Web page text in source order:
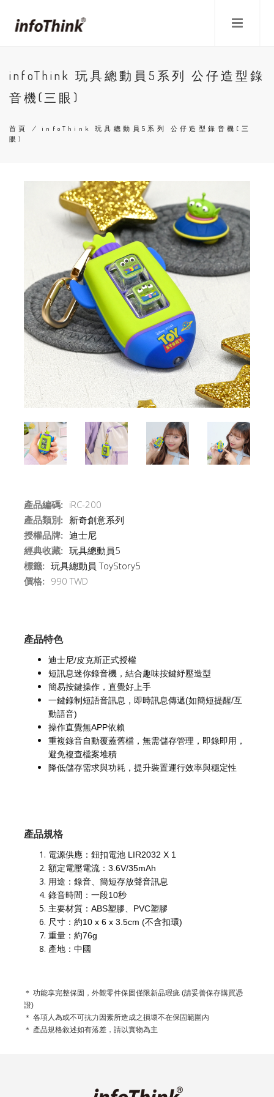
infoThink 玩具總動員5系列 公仔造型錄
音機(三眼)
導
首頁 /infoThink 玩具總動員5系列 公仔造型錄音機(三
眼)
產品編碼: iRC-200
產品類別: 新奇創意系列
授權品牌: 迪士尼
經典收藏: 玩具總動員5
標籤: 玩具總動員 ToyStory5
價格: 990 TWD
產品特色
迪士尼/皮克斯正式授權
短訊息迷你錄音機，結合趣味按鍵紓壓造型
簡易按鍵操作，直覺好上手
一鍵錄制短語音訊息，即時訊息傳遞(如簡短提醒/互
動語音)
操作直覺無APP依賴
重複錄音自動覆蓋舊檔，無需儲存管理，即錄即用，
避免複查檔案堆積
降低儲存需求與功耗，提升裝置運行效率與穩定性
產品規格
電源供應：鈕扣電池 LIR2032 X 1
額定電壓電流：3.6V/35mAh
用途：錄音、簡短存放聲音訊息
錄音時間：一段10秒
主要材質：ABS塑膠、PVC塑膠
尺寸：約10 x 6 x 3.5cm (不含扣環)
重量：約76g
產地：中國
＊ 功能享完整保固，外觀零件保固僅限新品瑕疵 (請妥善保存購買憑
證)
＊ 各項人為或不可抗力因素所造成之損壞不在保固範圍內
＊ 產品規格敘述如有落差，請以實物為主